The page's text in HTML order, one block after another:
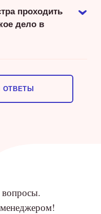
проходить
дело в
вопросы.